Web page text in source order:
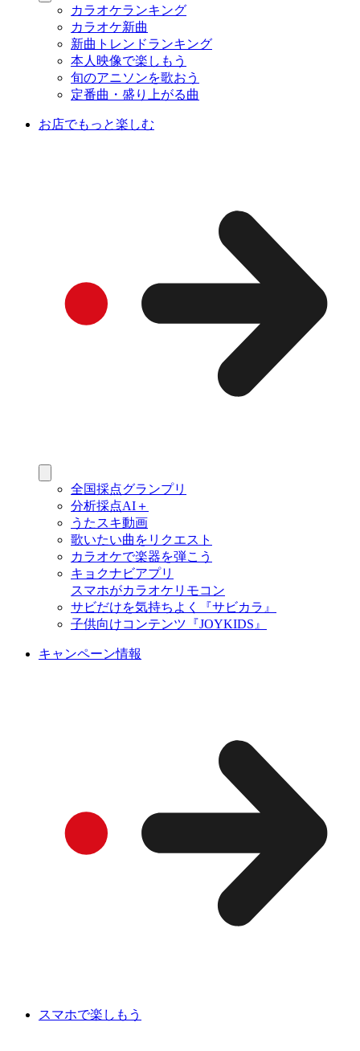
カラオケランキング
カラオケ新曲
新曲トレンドランキング
本人映像で楽しもう
旬のアニソンを歌おう
定番曲・盛り上がる曲
お店でもっと楽しむ
全国採点グランプリ
分析採点AI＋
うたスキ動画
歌いたい曲をリクエスト
カラオケで楽器を弾こう
キョクナビアプリ
スマホがカラオケリモコン
サビだけを気持ちよく『サビカラ』
子供向けコンテンツ『JOYKIDS』
キャンペーン情報
スマホで楽しもう